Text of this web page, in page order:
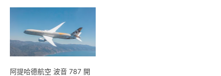
阿提哈德航空 波音 787 開